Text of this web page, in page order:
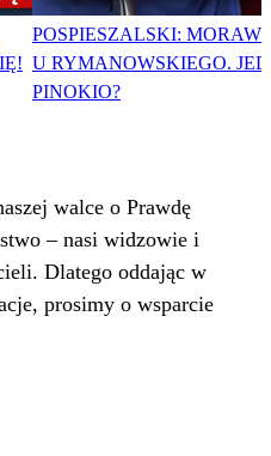
POSPIESZALSKI:
U RYMANOWSKIEGO.
PINOKIO?
walce o Prawdę
– nasi widzowie i
Dlatego oddając w
prosimy o wsparcie